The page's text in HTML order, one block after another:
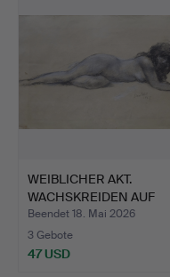
WEIBLICHER AKT.
WACHSKREIDEN AUF
PAPIER. S…
Beendet 18. Mai 2026
3 Gebote
47 USD